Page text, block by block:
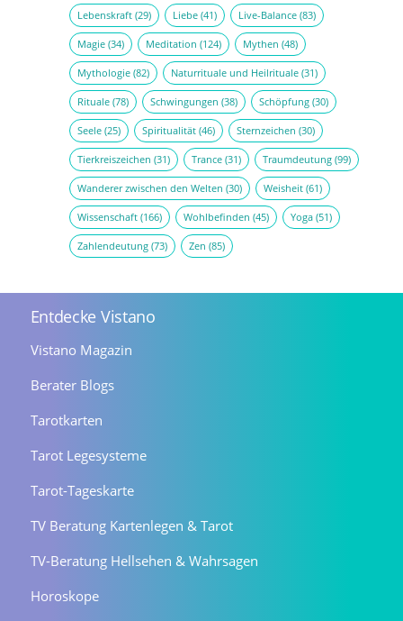
Lebenskraft(29) Liebe(41) Live-Balance(83)
Magie(34) Meditation (124) Mythen (48)
Mythologie(82) Naturrituale und Heilrituale(31)
Rituale(78) Schwingungen (38) Schöpfung(30)
Seele(25) Spiritualität(46) Sternzeichen (30)
Tierkreiszeichen (31) Trance(31) Traumdeutung(99)
Wanderer zwischen den Welten (30) Weisheit(61)
Wissenschaft(166) Wohlbefinden (45) Yoga(51)
Zahlendeutung(73) Zen (85)
Entdecke Vistano
Vistano Magazin
Berater Blogs
Tarotkarten
Tarot Legesysteme
Tarot-Tageskarte
TV Beratung Kartenlegen & Tarot
TV-Beratung Hellsehen & Wahrsagen
Horoskope